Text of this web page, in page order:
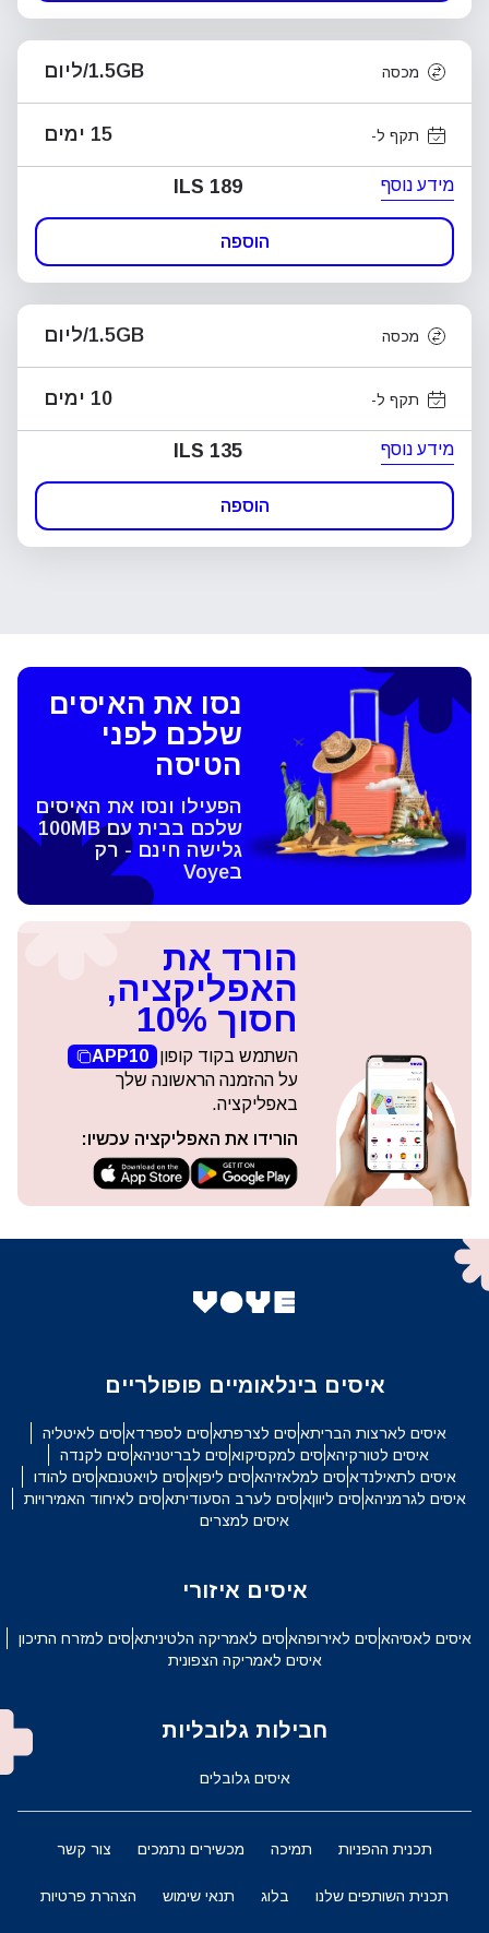
מכסה 1.5GB/ליום
תקף ל- 15 ימים
מידע נוסף ILS 189
הוספה
מכסה 1.5GB/ליום
תקף ל- 10 ימים
מידע נוסף ILS 135
הוספה
נסו את האיסים
שלכם לפני
הטיסה
הפעילו ונסו את האיסים
שלכם בבית עם 100MB
גלישה חינם - רק
בVoye
הורד את
האפליקציה,
חסוך 10%
השתמש בקוד קופון
APP10
על ההזמנה הראשונה שלך
באפליקציה.
הורידו את האפליקציה עכשיו:
איסים בינלאומיים פופולריים
איסים לארצות הבריתאיסים לצרפתאיסים לספרדאיסים לאיטליה
איסים לטורקיהאיסים למקסיקואיסים לבריטניהאיסים לקנדה
איסים לתאילנדאיסים למלאזיהאיסים ליפןאיסים לויאטנםאיסים להודו
איסים לגרמניהאיסים ליווןאיסים לערב הסעודיתאיסים לאיחוד האמירויות
איסים למצרים
איסים איזורי
איסים לאסיהאיסים לאירופהאיסים לאמריקה הלטיניתאיסים למזרח התיכון
איסים לאמריקה הצפונית
חבילות גלובליות
איסים גלובלים
תכנית ההפניות תמיכה מכשירים נתמכים צור קשר
תכנית השותפים שלנו בלוג תנאי שימוש הצהרת פרטיות